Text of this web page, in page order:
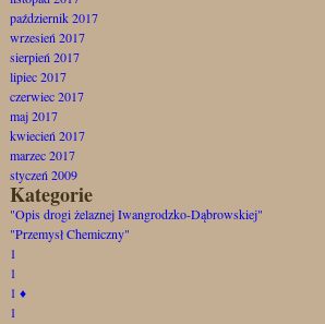
październik 2017
wrzesień 2017
sierpień 2017
lipiec 2017
czerwiec 2017
maj 2017
kwiecień 2017
marzec 2017
styczeń 2009
Kategorie
"Opis drogi żelaznej Iwangrodzko-Dąbrowskiej"
"Przemysł Chemiczny"
1
1
1 ♦
1